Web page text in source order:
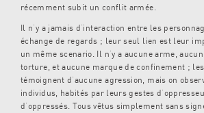
récemment subit un conflit armée.
Il n’y a jamais d’interaction entre les
échange de regards ; leur seul lien est leur
un même scenario. Il n’y a aucune arme,
torture, et aucune marque de confinement ;
témoignent d’aucune agression, mais on
individus, habités par leurs gestes
d’oppressés. Tous vêtus simplement sans